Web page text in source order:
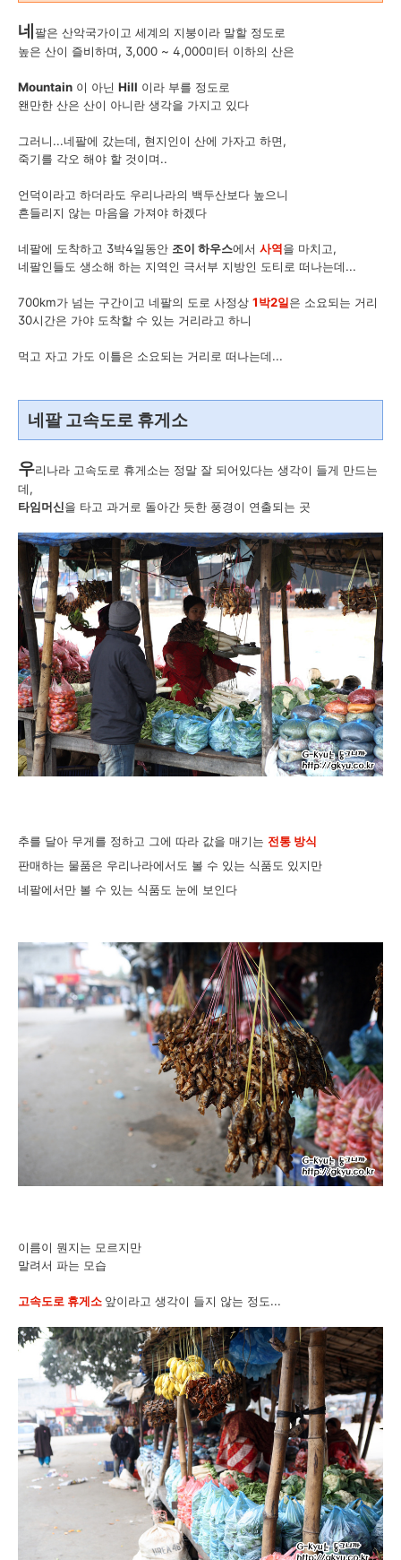
네 팔은 산악국가이고 세계의 지붕이라 말할 정도로
높은 산이 즐비하며, 3,000 ~ 4,000미터 이하의 산은
Mountain 이 아닌 Hill 이라 부를 정도로
왠만한 산은 산이 아니란 생각을 가지고 있다
그러니...네팔에 갔는데, 현지인이 산에 가자고 하면,
죽기를 각오 해야 할 것이며..
언덕이라고 하더라도 우리나라의 백두산보다 높으니
흔들리지 않는 마음을 가져야 하겠다
네팔에 도착하고 3박4일동안 조이 하우스에서 사역을 마치고,
네팔인들도 생소해 하는 지역인 극서부 지방인 도티로 떠나는데...
700km가 넘는 구간이고 네팔의 도로 사정상 1박2일은 소요되는 거리
30시간은 가야 도착할 수 있는 거리라고 하니
먹고 자고 가도 이틀은 소요되는 거리로 떠나는데...
네팔 고속도로 휴게소
우리나라 고속도로 휴게소는 정말 잘 되어있다는 생각이 들게 만드는
데,
타임머신을 타고 과거로 돌아간 듯한 풍경이 연출되는 곳
추를 달아 무게를 정하고 그에 따라 값을 매기는 전통 방식
판매하는 물품은 우리나라에서도 볼 수 있는 식품도 있지만
네팔에서만 볼 수 있는 식품도 눈에 보인다
이름이 뭔지는 모르지만
말려서 파는 모습
고속도로 휴게소 앞이라고 생각이 들지 않는 정도...